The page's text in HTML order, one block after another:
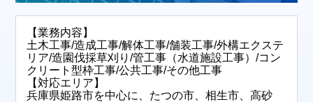
【業務内容】
土木工事/造成工事/解体工事/舗装工事/外構エクステ
リア/造園伐採草刈り/管工事（水道施設工事）/コン
クリート型枠工事/公共工事/その他工事
【対応エリア】
兵庫県姫路市を中心に、たつの市、相生市、高砂